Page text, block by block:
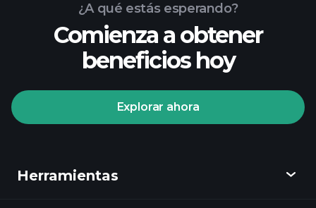
¿A qué estás esperando?
Comienza a obtener
beneficios hoy
Explorar ahora
Herramientas